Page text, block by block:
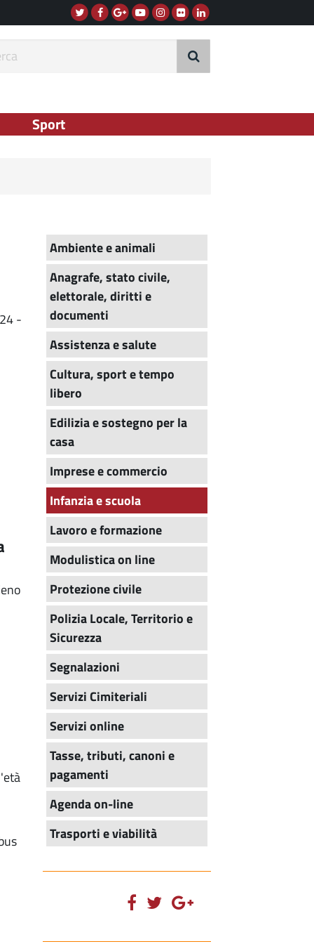
TwitterFacebook
G+ YoutubeInstagram
Flickr
Sport
-
Ambiente e animali
Anagrafe, stato civile,
elettorale, diritti e
documenti
Assistenza e salute
Cultura, sport e tempo
libero
Edilizia e sostegno per la
casa
Imprese e commercio
Infanzia e scuola
Lavoro e formazione
Modulistica on line
Protezione civile
Polizia Locale, Territorio e
Sicurezza
Segnalazioni
Servizi Cimiteriali
Servizi online
Tasse, tributi, canoni e
pagamenti
Agenda on-line
Trasporti e viabilità